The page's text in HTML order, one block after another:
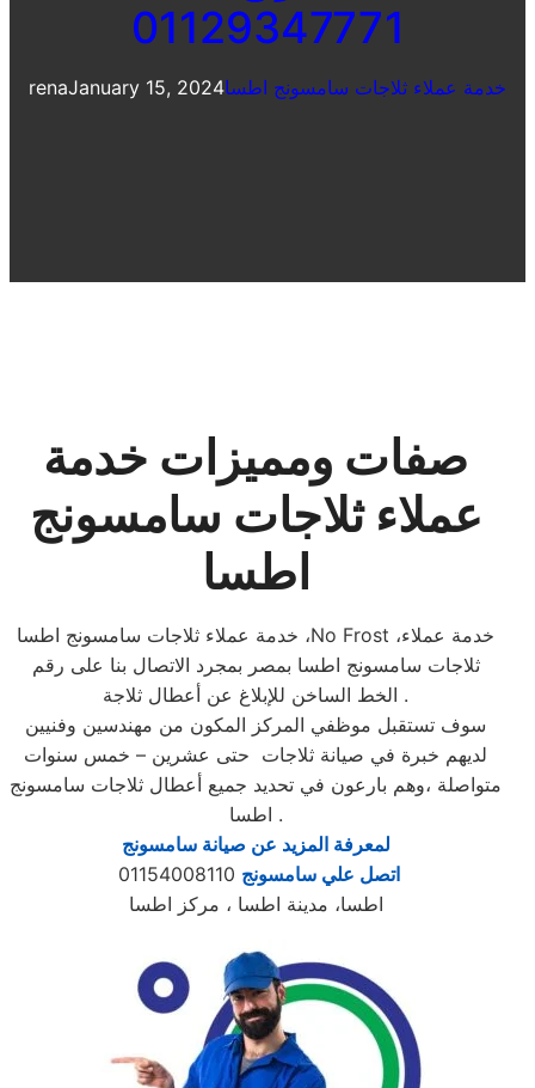
01129347771
renaJanuary 15, 2024خدمة عملاء ثلاجات سامسونج اطسا
صفات ومميزات خدمة
عملاء ثلاجات سامسونج
اطسا
خدمة عملاء ثلاجات سامسونج اطسا ،No Frost ،خدمة عملاء
ثلاجات سامسونج اطسا بمصر بمجرد الاتصال بنا على رقم
الخط الساخن للإبلاغ عن أعطال ثلاجة .
سوف تستقبل موظفي المركز المكون من مهندسين وفنيين
لديهم خبرة في صيانة ثلاجات حتى عشرين – خمس سنوات
متواصلة ،وهم بارعون في تحديد جميع أعطال ثلاجات سامسونج
اطسا .
لمعرفة المزيد عن صيانة سامسونج
اتصل علي سامسونج
اطسا، مدينة اطسا ، مركز اطسا